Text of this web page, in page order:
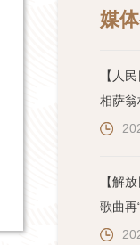
媒
【人
相萨
【解
歌曲再